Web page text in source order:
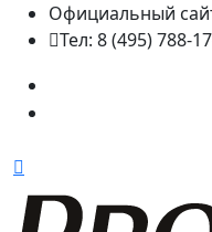
Официальный
Тел: 8 (495) 788-